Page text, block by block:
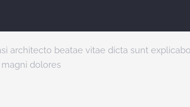
architecto beatae vitae dicta sunt
dolores